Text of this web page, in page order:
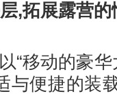
展露营的
移动的豪华
与便捷的装